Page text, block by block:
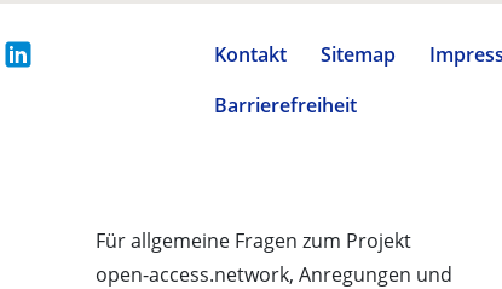
Kontakt Sitemap
Barrierefreiheit
Für allgemeine Fragen zum Projekt
open-access.network, Anregungen und